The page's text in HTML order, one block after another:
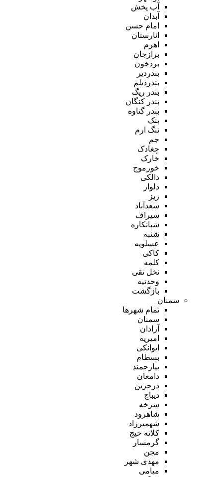
آب پخش
آبدان
امام حسن
انارستان
اهرم
برازجان
بردخون
بندردیر
بندردیلم
بندر ریگ
بندر کنگان
بندر گناوه
بنک
تنگ ارم
جم
چغادک
خارک
خورموج
دالکی
دلوار
ریز
سعدآباد
سیراف
شبانکاره
شنبه
عسلویه
کاکی
کلمه
نخل تقی
وحدتیه
بازگشت
سمنان
تمام شهر‌ها
سمنان
آرادان
امیریه
ایوانکی
بسطام
بیارجمند
دامغان
درجزین
دیباج
سرخه
شاهرود
شهمیرزاد
کلاته خیج
گرمسار
مجن
مهدی شهر
میامی